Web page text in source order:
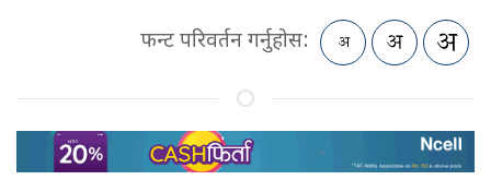
फन्ट परिवर्तन गर्नुहोस: